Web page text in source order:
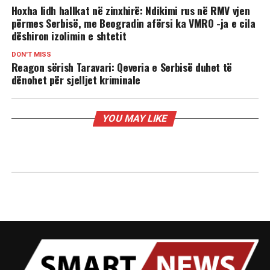
Hoxha lidh hallkat në zinxhirë: Ndikimi rus në RMV vjen
përmes Serbisë, me Beogradin afërsi ka VMRO -ja e cila
dëshiron izolimin e shtetit
DON'T MISS
Reagon sërish Taravari: Qeveria e Serbisë duhet të
dënohet për sjelljet kriminale
YOU MAY LIKE